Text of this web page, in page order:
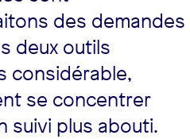
des demandes
deux outils
considérable,
se concentrer
suivi plus abouti.